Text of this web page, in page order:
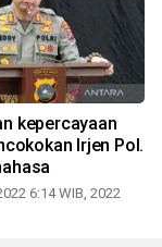
kepercayaan
Irjen Pol.
6:14 WIB, 2022